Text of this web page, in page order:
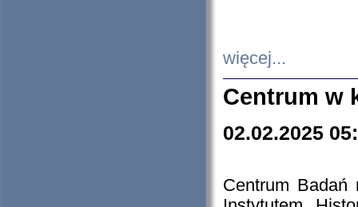
więcej...
Centrum w
02.02.2025
Centrum Badań